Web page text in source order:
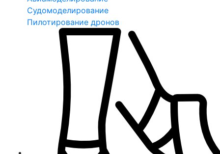
Судомоделирование
Пилотирование дронов